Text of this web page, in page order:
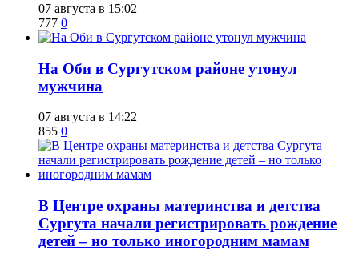
07 августа в 15:02
777 0
​На Оби в Сургутском районе утонул
мужчина
07 августа в 14:22
855 0
​В Центре охраны материнства и детства
Сургута начали регистрировать рождение
детей – но только иногородним мамам